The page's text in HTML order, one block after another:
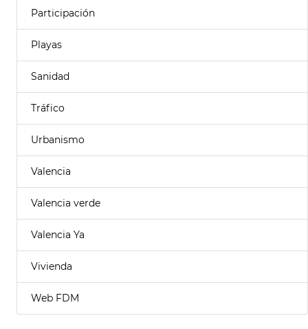
Participación
Playas
Sanidad
Tráfico
Urbanismo
Valencia
Valencia verde
Valencia Ya
Vivienda
Web FDM